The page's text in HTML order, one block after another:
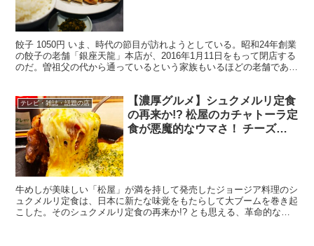
餃子 1050円 いま、時代の節目が訪れようとしている。昭和24年創業
の餃子の老舗「銀座天龍」本店が、2016年1月11日をもって閉店する
のだ。曽祖父の代から通っているという家族もいるほどの老舗であ
テレビ・雑誌・話題の店
【濃厚グルメ】シュクメルリ定食
の再来か!? 松屋のカチャトーラ定
食が悪魔的なウマさ！ チーズの
牛めしが美味しい「松屋」が満を持して発売したジョージア料理のシ
ュクメルリ定食は、日本に新たな味覚をもたらして大ブームを巻き起
こした。そのシュクメルリ定食の再来か!? とも思える、革命的なメ